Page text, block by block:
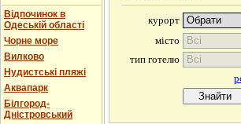
Відпочинок в
Одеській області
Чорне море
Вилково
Нудистські пляжі
Аквапарк
Білгород-
Дністровський